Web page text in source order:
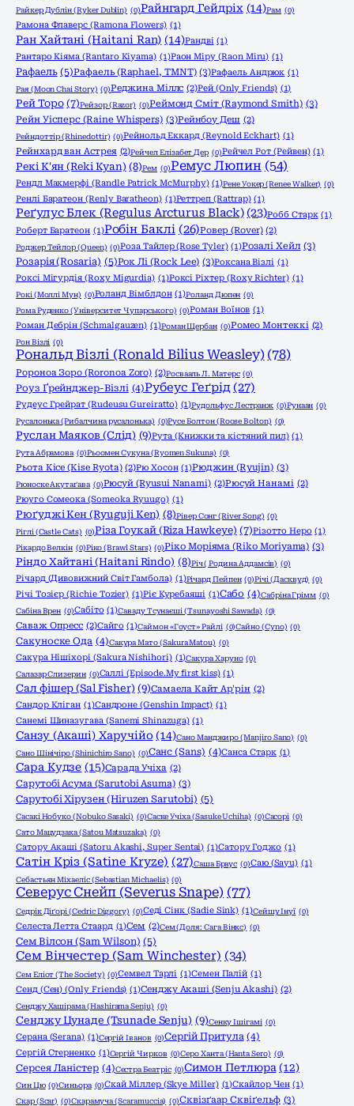
Райкер Дублін (Ryker Dublin) (0)Райнгард Гейдріх (14)Рам (0)
Рамона Флаверс (Ramona Flowers) (1)
Ран Хайтані (Haitani Ran) (14)Рандві (1)
Рантаро Кіяма (Rantaro Kiyama) (1)Раон Міру (Raon Miru) (1)
Рафаель (5)Рафаель (Raphael, TMNT) (3)Рафаель Андрюк (1)
Рая (Moon Chai Story) (0)Реджина Міллс (2)Рей (Only Friends) (1)
Рей Торо (7)Рейзор (Razor) (0)Реймонд Сміт (Raymond Smith) (3)
Рейн Уісперс (Raine Whispers) (3)Рейнбоу Деш (2)
Рейндоттір (Rhinedottir) (0)Рейнольд Еккард (Reynold Eckhart) (1)
Рейнхард ван Астрея (2)Рейчел Елізабет Дер (0)Рейчел Рот (Рейвен) (1)
Рекі К'ян (Reki Kyan) (8)Рем (0)Ремус Люпин (54)
Рендл Макмерфі (Randle Patrick McMurphy) (1)Рене Уокер (Renee Walker) (0)
Ренлі Баратеон (Renly Baratheon) (1)Реттреп (Rattrap) (1)
Реґулус Блек (Regulus Arcturus Black) (23)Робб Старк (1)
Роберт Баратеон (1)Робін Баклі (26)Ровер (Rover) (2)
Роджер Тейлор (Queen) (0)Роза Тайлер (Rose Tyler) (1)Розалі Хейл (3)
Розарія (Rosaria) (5)Рок Лі (Rock Lee) (3)Роксана Візлі (1)
Роксі Мігурдія (Roxy Migurdia) (1)Роксі Ріхтер (Roxy Richter) (1)
Рокі (Моллі Мун) (0)Роланд Вімблдон (1)Роланд Дюпен (0)
Рома Руденко (Університет Чупарського) (0)Роман Воїнов (1)
Роман Дебрін (Schmalgauzen) (1)Роман Щербан (0)Ромео Монтеккі (2)
Рон Візлі (0)
Рональд Візлі (Ronald Bilius Weasley) (78)
Ророноа Зоро (Roronoa Zoro) (2)Росвааль Л. Матерс (0)
Роуз Ґрейнджер-Візлі (4)Рубеус Геґрід (27)
Рудеус Грейрат (Rudeusu Gureiratto) (1)Рудольфус Лестранж (0)Рунаан (0)
Русалонька (Рибалчина русалонька) (0)Русе Болтон (Roose Bolton) (0)
Руслан Маяков (Слід) (9)Рута (Книжки та кістяний пил) (1)
Рута Абрамова (0)Рьоомен Сукуна (Ryomen Sukuna) (0)
Рьота Кісе (Kise Ryota) (2)Рю Хосон (1)Рюджин (Ryujin) (3)
Рюноске Акутаґава (0)Рюсуй (Ryusui Nanami) (2)Рюсуй Нанамі (2)
Рюуго Сомеока (Someoka Ryuugo) (1)
Рюґуджі Кен (Ryuguji Ken) (8)Рівер Сонг (River Song) (0)
Ріглі (Castle Cats) (0)Різа Гоукай (Riza Hawkeye) (7)Різотто Неро (1)
Рікардо Велкін (0)Ріко (Brawl Stars) (0)Ріко Моріяма (Riko Moriyama) (3)
Ріндо Хайтані (Haitani Rindo) (8)Річ ( Родина Аддамсів) (0)
Річард (Дивовижний Світ Гамбола) (1)Річард Пейпен (0)Річі (Дасквуд) (0)
Річі Тозієр (Richie Tozier) (1)Ріє Куребаяші (1)Сабо (4)Сабріна Грімм (0)
Сабіна Врен (0)Сабіто (1)Саваду Тсунаєші (Tsunayoshi Sawada) (0)
Саваж Опресс (2)Сайго (1)Саймон «Гоуст» Райлі (0)Сайно (Cyno) (0)
Сакуноске Ода (4)Сакура Мато (Sakura Matou) (0)
Сакура Нішіхорі (Sakura Nishihori) (1)Сакура Харуно (0)
Салазар Слизерин (0)Саллі (Episode.My first kiss) (1)
Сал фішер (Sal Fisher) (9)Самаела Кайт Ар'рін (2)
Сандор Кліган (1)Сандроне (Genshin Impact) (1)
Санемі Шиназугава (Sanemi Shinazuga) (1)
Санзу (Акаші) Харучійо (14)Сано Манджиро (Manjiro Sano) (0)
Сано Шінічіро (Shinichiro Sano) (0)Санс (Sans) (4)Санса Старк (1)
Сара Кудзе (15)Сарада Учіха (2)
Сарутобі Асума (Sarutobi Asuma) (3)
Сарутобі Хірузен (Hiruzen Sarutobi) (5)
Сасакі Нобуко (Nobuko Sasaki) (0)Саске Учіха (Sasuke Uchiha) (0)Сасорі (0)
Сато Мацудзака (Satou Matsuzaka) (0)
Сатору Акаші (Satoru Akashi, Super Sentai) (1)Сатору Годжо (1)
Сатін Кріз (Satine Kryze) (27)Саша Браус (0)Саю (Sayu) (1)
Себастьян Міхаеліс (Sebastian Michaelis) (0)
Северус Снейп (Severus Snape) (77)
Седрік Діґорі (Cedric Diggory) (0)Седі Сінк (Sadie Sink) (1)Сейшу Інуї (0)
Селеста Летта Стаард (1)Сем (2)Сем (Доля: Сага Вінкс) (0)
Сем Вілсон (Sam Wilson) (5)
Сем Вінчестер (Sam Winchester) (34)
Сем Еліот (The Society) (0)Семвел Тарлі (1)Семен Палій (1)
Сенд (Сен) (Only Friends) (1)Сенджу Акаші (Senju Akashi) (2)
Сенджу Хашірама (Hashirama Senju) (0)
Сенджу Цунаде (Tsunade Senju) (9)Сенку Ішігамі (0)
Серана (Serana) (1)Сергій Іванов (0)Сергій Притула (4)
Сергій Стерненко (1)Сергій Чирков (0)Серо Ханта (Hanta Sero) (0)
Серсея Ланістер (4)Сестра Беатріс (0)Симон Петлюра (12)
Син Цю (0)Синьора (0)Скай Міллер (Skye Miller) (1)Скайлор Чен (1)
Скар (Scar) (0)Скарамуча (Scaramuccia) (0)Сквізґаар Сквіґельф (3)